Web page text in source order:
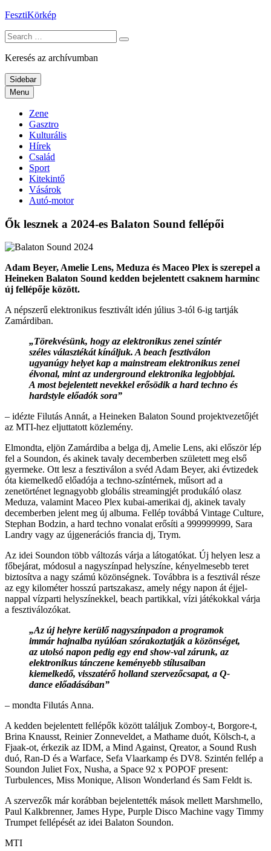
Skip
content
FesztiKörkép
Search
for:
Keresés az archívumban
Sidebar
Menu
Zene
Gasztro
Kulturális
Hírek
Család
Sport
Kitekintő
Vásárok
Autó-motor
Ők lesznek a 2024-es Balaton Sound fellépői
Adam Beyer, Amelie Lens, Meduza és Maceo Plex is szerepel a
Heineken Balaton Sound kedden bejelentett csaknem harminc
új fellépője között.
A népszerű elektronikus fesztivált idén július 3-tól 6-ig tartják
Zamárdiban.
„Törekvésünk, hogy az elektronikus zenei színtér
széles választékát kínáljuk. A beach fesztiválon
ugyanúgy helyet kap a mainstream elektronikus zenei
élvonal, mint az underground elektronika legjobbjai.
A most bejelentett nevekkel erősödik a hard techno és
hardstyle előadók sora”
– idézte Filutás Annát, a Heineken Balaton Sound projektvezetőjét
az MTI-hez eljuttatott közlemény.
Elmondta, eljön Zamárdiba a belga dj, Amelie Lens, aki először lép
fel a Soundon, és akinek tavaly decemberben született meg első
gyermeke. Ott lesz a fesztiválon a svéd Adam Beyer, aki évtizedek
óta kiemelkedő előadója a techno-színtérnek, műsort ad a
zenetörténet legnagyobb globális streamingjét produkáló olasz
Meduza, valamint Maceo Plex kubai-amerikai dj, akinek tavaly
decemberben jelent meg új albuma. Fellép továbbá Vintage Culture,
Stephan Bodzin, a hard techno vonalat erősíti a 999999999, Sara
Landry vagy az újgenerációs francia dj, Trym.
Az idei Soundon több változás várja a látogatókat. Új helyen lesz a
főbejárat, módosul a nagyszínpad helyszíne, kényelmesebb teret
biztosítva a nagy számú közönségnek. Továbbra is a fesztivál része
az egy kilométer hosszú partszakasz, amely négy napon át éjjel-
nappal vízparti helyszínekkel, beach partikkal, vízi játékokkal várja
a fesztiválozókat.
„Az új helyre kerülő nagyszínpadon a programok
immár hajnalba nyúlóan szórakoztatják a közönséget,
az utolsó napon pedig egy end show-val zárunk, az
elektronikus tánczene keményebb stílusaiban
kiemelkedő, visszatérő holland szervezőcsapat, a Q-
dance előadásában”
– mondta Filutás Anna.
A kedden bejelentett fellépők között találjuk Zomboy-t, Borgore-t,
Brina Knausst, Reinier Zonneveldet, a Mathame duót, Kölsch-t, a
Fjaak-ot, érkezik az IDM, a Mind Against, Qreator, a Sound Rush
duó, Ran-D és a Warface, Sefa Vlaarkamp és DV8. Szintén fellép a
Soundon Juliet Fox, Nusha, a Space 92 x POPOF present:
Turbulences, Miss Monique, Alison Wonderland és Sam Feldt is.
A szervezők már korábban bejelentették mások mellett Marshmello,
Paul Kalkbrenner, James Hype, Purple Disco Machine vagy Timmy
Trumpet fellépését az idei Balaton Soundon.
MTI